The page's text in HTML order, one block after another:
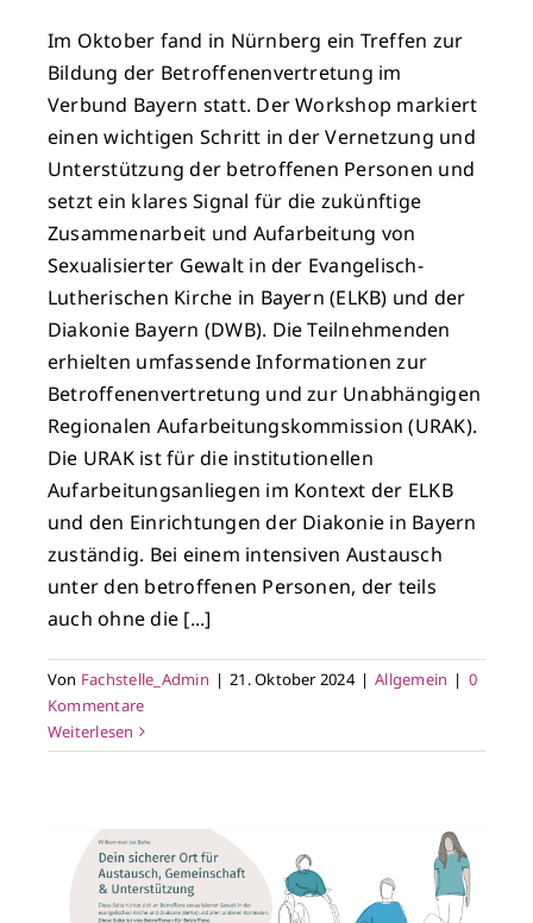
Im Oktober fand in Nürnberg ein Treffen zur
Bildung der Betroffenenvertretung im
Verbund Bayern statt. Der Workshop markiert
einen wichtigen Schritt in der Vernetzung und
Unterstützung der betroffenen Personen und
setzt ein klares Signal für die zukünftige
Zusammenarbeit und Aufarbeitung von
Sexualisierter Gewalt in der Evangelisch-
Lutherischen Kirche in Bayern (ELKB) und der
Diakonie Bayern (DWB). Die Teilnehmenden
erhielten umfassende Informationen zur
Betroffenenvertretung und zur Unabhängigen
Regionalen Aufarbeitungskommission (URAK).
Die URAK ist für die institutionellen
Aufarbeitungsanliegen im Kontext der ELKB
und den Einrichtungen der Diakonie in Bayern
zuständig. Bei einem intensiven Austausch
unter den betroffenen Personen, der teils
auch ohne die [...]
Von Fachstelle_Admin | 21. Oktober 2024 | Allgemein | 0
Kommentare
Weiterlesen